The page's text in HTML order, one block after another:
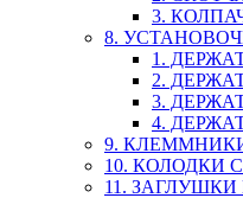
3.
8.
1.
2.
3.
4.
9.
10. КОЛОДКИ
11.